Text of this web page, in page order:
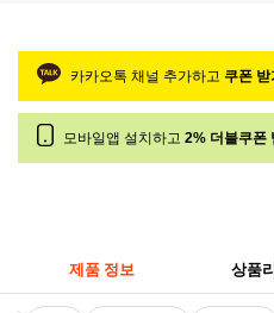
카카오톡 채널 추가하고 쿠폰 받
모바일앱 설치하고 2% 더블쿠폰
제품 정보 상품